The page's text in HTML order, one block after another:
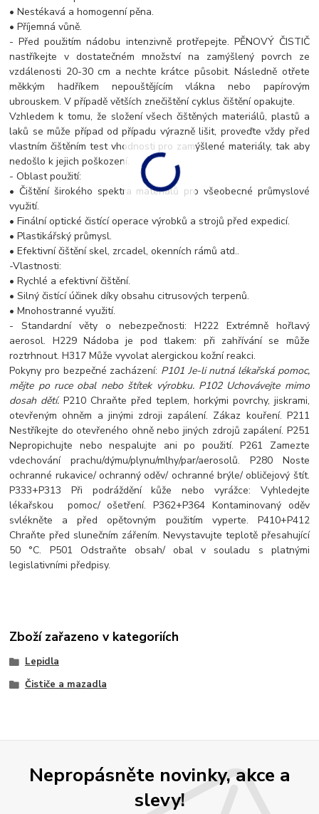
• Nestékavá a homogenní pěna.
• Příjemná vůně.
- Před použitím nádobu intenzivně protřepejte. PĚNOVÝ ČISTIČ
nastříkejte v dostatečném množství na zamýšlený povrch ze
vzdálenosti 20-30 cm a nechte krátce působit. Následně otřete
měkkým hadříkem nepouštějícím vlákna nebo papírovým
ubrouskem. V případě větších znečištění cyklus čištění opakujte.
Vzhledem k tomu, že složení všech čištěných materiálů, plastů a
laků se může případ od případu výrazně lišit, proveďte vždy před
vlastním čištěním test vhodnosti pro zamýšlené materiály, tak aby
nedošlo k jejich poškození.
- Oblast použití:
• Čištění širokého spektra materiálů pro všeobecné průmyslové
využití.
• Finální optické čistící operace výrobků a strojů před expedicí.
• Plastikářský průmysl.
• Efektivní čištění skel, zrcadel, okenních rámů atd..
-Vlastnosti:
• Rychlé a efektivní čištění.
• Silný čistící účinek díky obsahu citrusových terpenů.
• Mnohostranné využití.
- Standardní věty o nebezpečnosti: H222 Extrémně hořlavý
aerosol. H229 Nádoba je pod tlakem: při zahřívání se může
roztrhnout. H317 Může vyvolat alergickou kožní reakci.
Pokyny pro bezpečné zacházení: P101 Je-li nutná lékařská pomoc,
mějte po ruce obal nebo štítek výrobku. P102 Uchovávejte mimo
dosah dětí.P210 Chraňte před teplem, horkými povrchy, jiskrami,
otevřeným ohněm a jinými zdroji zapálení. Zákaz kouření. P211
Nestříkejte do otevřeného ohně nebo jiných zdrojů zapálení. P251
Nepropichujte nebo nespalujte ani po použití. P261 Zamezte
vdechování prachu/dýmu/plynu/mlhy/par/aerosolů. P280 Noste
ochranné rukavice/ ochranný oděv/ ochranné brýle/ obličejový štít.
P333+P313 Při podráždění kůže nebo vyrážce: Vyhledejte
lékařskou pomoc/ ošetření. P362+P364 Kontaminovaný oděv
svlékněte a před opětovným použitím vyperte. P410+P412
Chraňte před slunečním zářením. Nevystavujte teplotě přesahující
50 °C. P501 Odstraňte obsah/ obal v souladu s platnými
legislativními předpisy.
Zboží zařazeno v kategoriích
Lepidla
Čističe a mazadla
Nepropásněte novinky, akce a
slevy!